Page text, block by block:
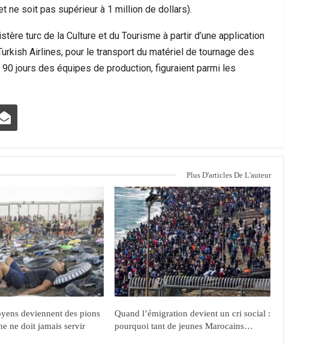
ne soit pas supérieur à 1 million de dollars).
turc de la Culture et du Tourisme à partir d’une application
Airlines, pour le transport du matériel de tournage des
jours des équipes de production, figuraient parmi les
Plus D'articles De L'auteur
deviennent des pions
ne doit jamais servir
Quand l’émigration devient un cri social :
pourquoi tant de jeunes Marocains…